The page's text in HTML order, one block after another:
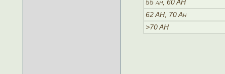
55 ah, 60 AH
62 AH, 70 Ah
>70 AH